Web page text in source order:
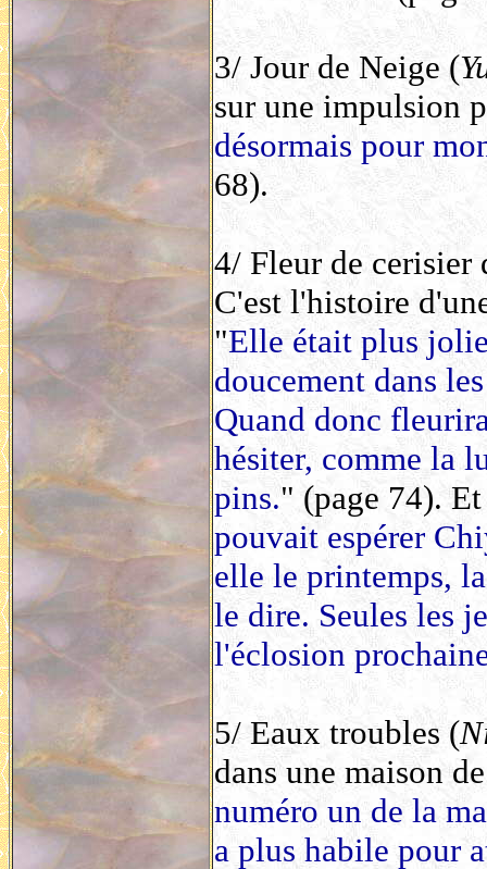
3/ Jour de Neige (
sur une impulsion
désormais pour
68).
4/ Fleur de cerisier
C'est l'histoire
"Elle était plus
doucement dans
Quand donc
hésiter, comme la
pins." (page 74).
pouvait espérer
elle le printemps,
le dire. Seules les
l'éclosion
5/ Eaux troubles (
dans une maison
numéro un de la
a plus habile pour